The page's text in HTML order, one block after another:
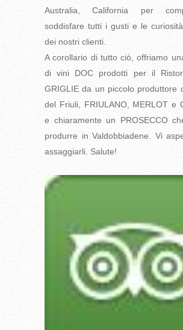
Australia, California per
soddisfare tutti i gusti e le
dei nostri clienti.
A corollario di tutto ciò, offriamo
di vini DOC prodotti per il
GRIGLIE da un piccolo produttore
del Friuli, FRIULANO, MERLOT e
e chiaramente un PROSECCO
produrre in Valdobbiadene. Vi
assaggiarli. Salute!